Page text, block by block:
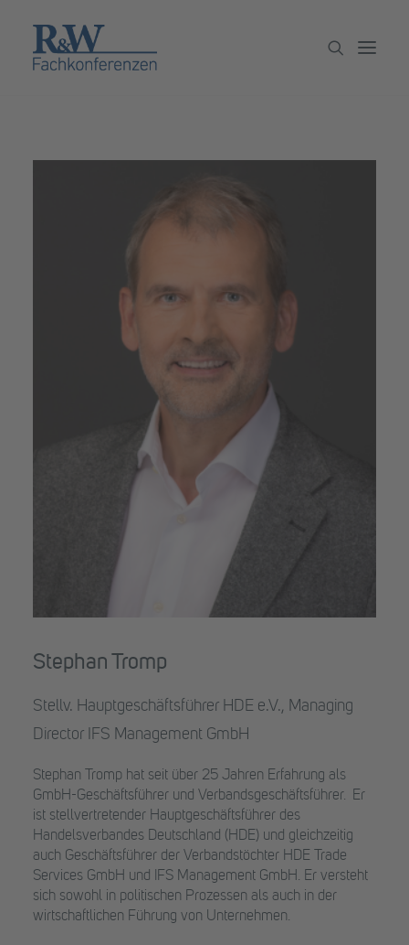
Stephan Tromp
Stellv. Hauptgeschäftsführer HDE e.V., Managing
Director IFS Management GmbH
Stephan Tromp hat seit über 25 Jahren Erfahrung als
GmbH-Geschäftsführer und Verbandsgeschäftsführer. Er
ist stellvertretender Hauptgeschäftsführer des
Handelsverbandes Deutschland (HDE) und gleichzeitig
auch Geschäftsführer der Verbandstöchter HDE Trade
Services GmbH und IFS Management GmbH. Er versteht
sich sowohl in politischen Prozessen als auch in der
wirtschaftlichen Führung von Unternehmen.